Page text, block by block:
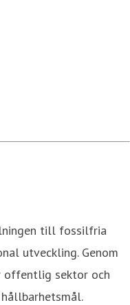
till fossilfria
utveckling. Genom
offentlig sektor och